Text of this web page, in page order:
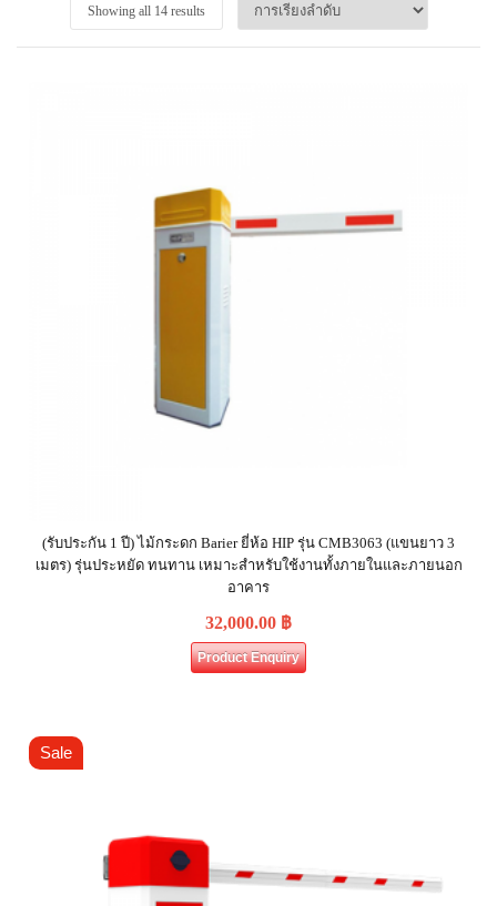
Showing all 14 results
(รับประกัน 1 ปี) ไม้กระดก Barier ยี่ห้อ HIP รุ่น CMB3063 (แขนยาว 3
เมตร) รุ่นประหยัด ทนทาน เหมาะสำหรับใช้งานทั้งภายในและภายนอก
อาคาร
32,000.00 ฿
Product Enquiry
Sale